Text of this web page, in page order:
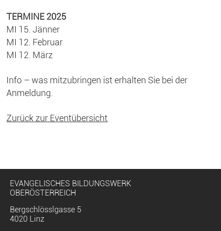
TERMINE 2025
MI 15. Jänner
MI 12. Februar
MI 12. März
Info – was mitzubringen ist erhalten Sie bei der
Anmeldung.
Zurück zur Eventübersicht
EVANGELISCHES BILDUNGSWERK
OBERÖSTERREICH
Bergschlösslgasse 5
4020 Linz